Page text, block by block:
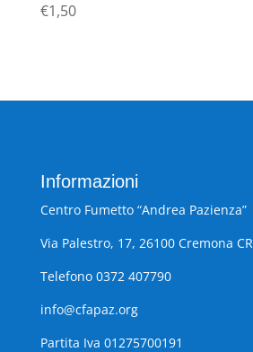
€1,50
Informazioni
Centro Fumetto “Andrea Pazienza”
Via Palestro, 17, 26100 Cremona CR
Telefono 0372 407790
info@cfapaz.org
Partita Iva 01275700191